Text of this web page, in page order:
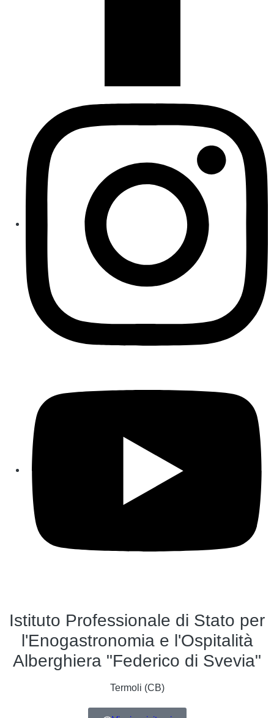
Istituto Professionale di Stato per
l'Enogastronomia e l'Ospitalità
Alberghiera "Federico di Svevia"
Termoli (CB)